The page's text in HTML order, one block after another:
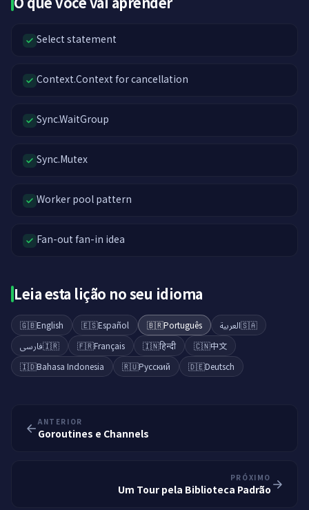
Select statement
Context.Context for cancellation
Sync.WaitGroup
Sync.Mutex
Worker pool pattern
Fan-out fan-in idea
Leia esta lição no seu idioma
🇬🇧English 🇪🇸Español 🇧🇷Português 🇸🇦العربية
🇮🇷فارسی 🇫🇷Français 🇮🇳हिन्दी 🇨🇳中文
🇮🇩Bahasa Indonesia 🇷🇺Русский 🇩🇪Deutsch
ANTERIOR
Goroutines e Channels
PRÓXIMO
Um Tour pela Biblioteca Padrão